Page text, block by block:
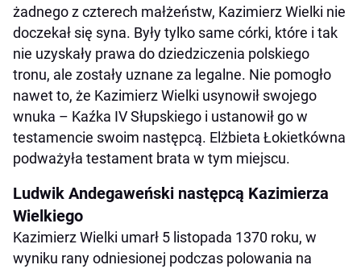
żadnego z czterech małżeństw, Kazimierz Wielki nie
doczekał się syna. Były tylko same córki, które i tak
nie uzyskały prawa do dziedziczenia polskiego
tronu, ale zostały uznane za legalne. Nie pomogło
nawet to, że Kazimierz Wielki usynowił swojego
wnuka – Kaźka IV Słupskiego i ustanowił go w
testamencie swoim następcą. Elżbieta Łokietkówna
podważyła testament brata w tym miejscu.
Ludwik Andegaweński następcą Kazimierza
Wielkiego
Kazimierz Wielki umarł 5 listopada 1370 roku, w
wyniku rany odniesionej podczas polowania na